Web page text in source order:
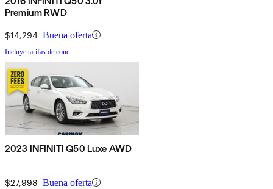
Premium RWD
$14,294 Buena oferta
Incluye tarifas de conc.
2023 INFINITI Q50 Luxe AWD
$27,998 Buena oferta